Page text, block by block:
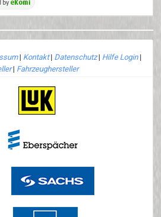
| Kontakt| Datenschutz| Hilfe Login|
| Fahrzeughersteller